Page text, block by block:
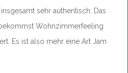
sehr authentisch. Das
Wohnzimmerfeeling
Es ist also mehr eine Art Jam